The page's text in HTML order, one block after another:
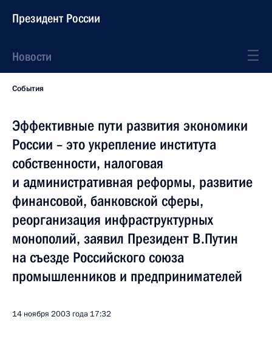
Президент России
Новости
События
Эффективные пути развития экономики
России – это укрепление института
собственности, налоговая
и административная реформы, развитие
финансовой, банковской сферы,
реорганизация инфраструктурных
монополий, заявил Президент В.Путин
на съезде Российского союза
промышленников и предпринимателей
14 ноября 2003 года 17:32